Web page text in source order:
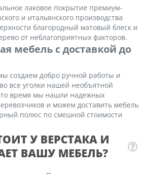
лаковое покрытие премиум-
и итальянского производства
благородный матовый блеск и
от неблагоприятных факторов.
мебель с доставкой до
создаем добро ручной работы и
все уголки нашей необъятной
время мы нашли надежных
и можем доставить мебель
полюс по смешной стоимости
У ВЕРСТАКА И
ВАШУ МЕБЕЛЬ?